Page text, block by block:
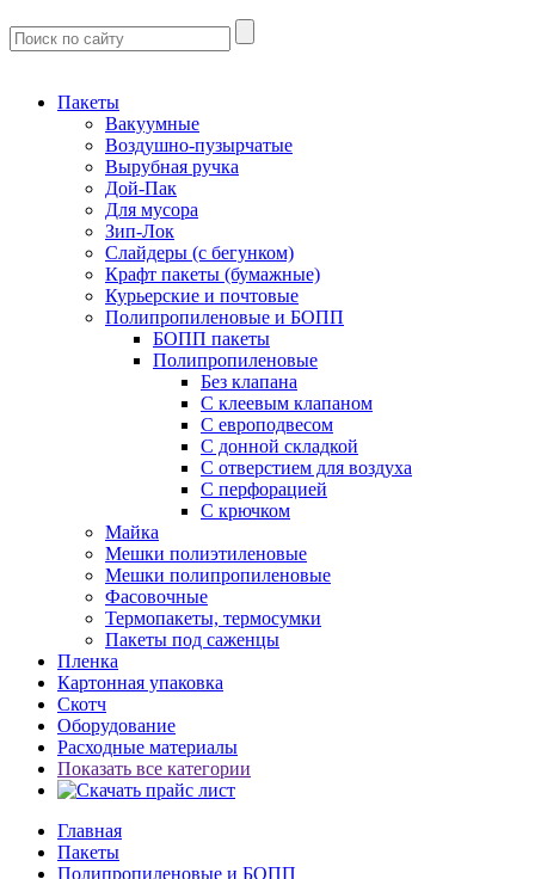
Пакеты
Вакуумные
Воздушно-пузырчатые
Вырубная ручка
Дой-Пак
Для мусора
Зип-Лок
Слайдеры (с бегунком)
Крафт пакеты (бумажные)
Курьерские и почтовые
Полипропиленовые и БОПП
БОПП пакеты
Полипропиленовые
Без клапана
C клеевым клапаном
С европодвесом
С донной складкой
С отверстием для воздуха
С перфорацией
С крючком
Майка
Мешки полиэтиленовые
Мешки полипропиленовые
Фасовочные
Термопакеты, термосумки
Пакеты под саженцы
Пленка
Картонная упаковка
Скотч
Оборудование
Расходные материалы
Показать все категории
Главная
Пакеты
Полипропиленовые и БОПП